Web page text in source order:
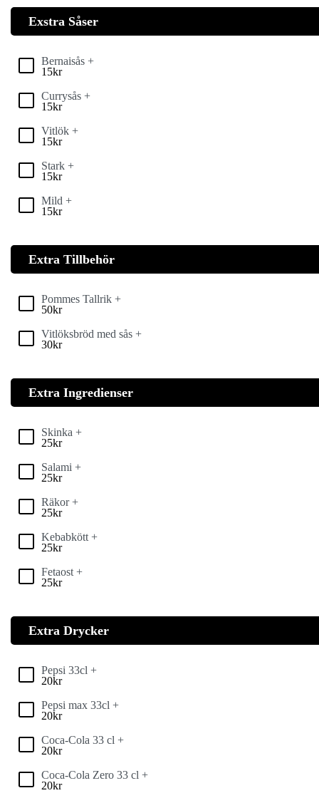
Exstra Såser
Bernaisås +
15kr
Currysås +
15kr
Vitlök +
15kr
Stark +
15kr
Mild +
15kr
Extra Tillbehör
Pommes Tallrik +
50kr
Vitlöksbröd med sås +
30kr
Extra Ingredienser
Skinka +
25kr
Salami +
25kr
Räkor +
25kr
Kebabkött +
25kr
Fetaost +
25kr
Extra Drycker
Pepsi 33cl +
20kr
Pepsi max 33cl +
20kr
Coca-Cola 33 cl +
20kr
Coca-Cola Zero 33 cl +
20kr